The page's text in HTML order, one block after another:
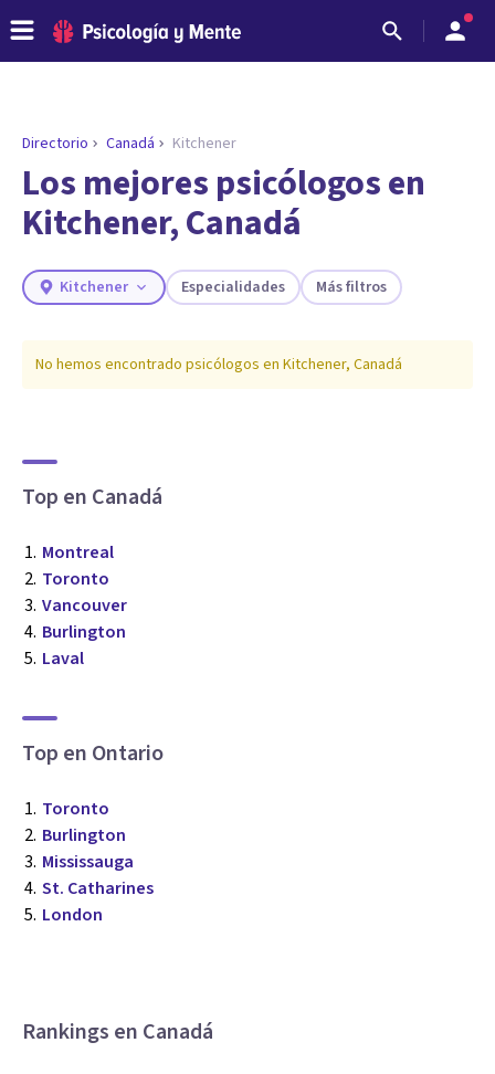
psicólogo adecuado?
los profesionales que más se ajustan a tus
Directorio Canadá Kitchener
Los mejores psicólogos en
Kitchener, Canadá
Kitchener Especialidades Más filtros
No hemos encontrado psicólogos en Kitchener, Canadá
Top en Canadá
Montreal
Toronto
Vancouver
Burlington
Laval
Top en Ontario
Toronto
Burlington
Mississauga
St. Catharines
London
Rankings en Canadá